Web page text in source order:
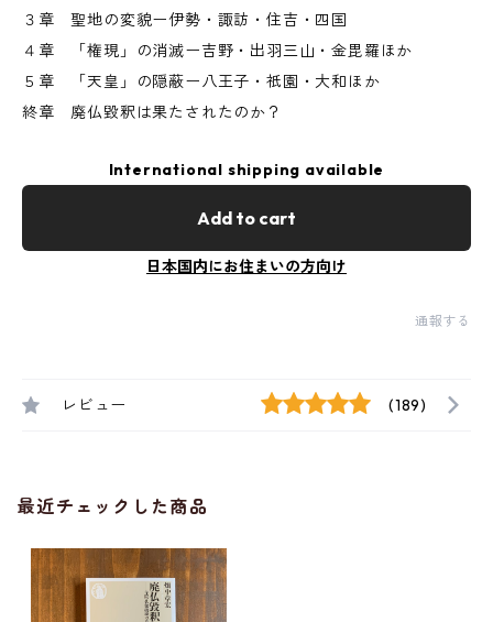
３章 聖地の変貌ー伊勢・諏訪・住吉・四国
４章 「権現」の消滅ー吉野・出羽三山・金毘羅ほか
５章 「天皇」の隠蔽ー八王子・祇園・大和ほか
終章 廃仏毀釈は果たされたのか？
International shipping available
Add to cart
日本国内にお住まいの方向け
通報する
レビュー (189)
最近チェックした商品